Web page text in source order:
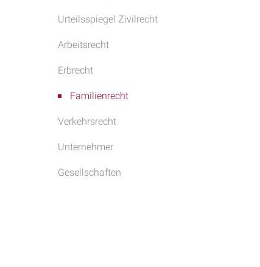
Urteilsspiegel Zivilrecht
Arbeitsrecht
Erbrecht
Familienrecht
Verkehrsrecht
Unternehmer
Gesellschaften